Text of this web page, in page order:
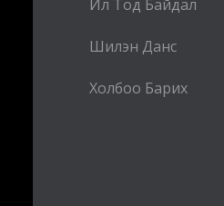
Ил Тод Байдал
Шилэн Данс
Холбоо Барих